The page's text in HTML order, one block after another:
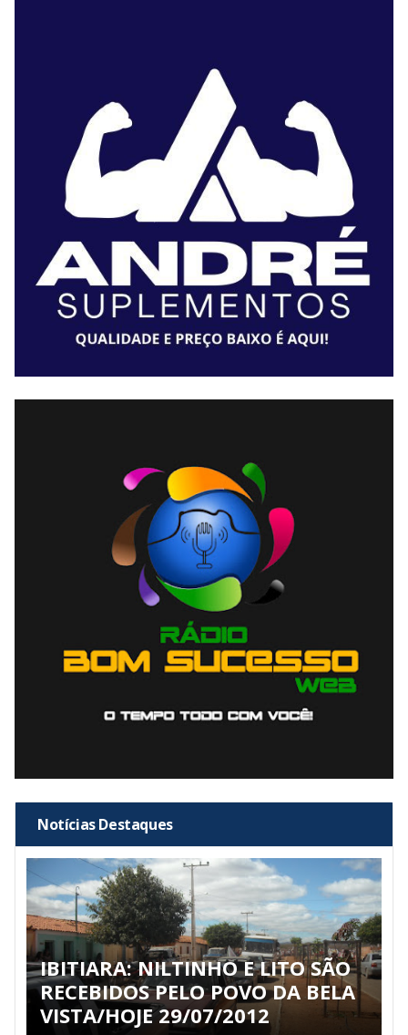
Notícias Destaques
IBITIARA: NILTINHO E LITO SÃO
RECEBIDOS PELO POVO DA BELA
VISTA/HOJE 29/07/2012